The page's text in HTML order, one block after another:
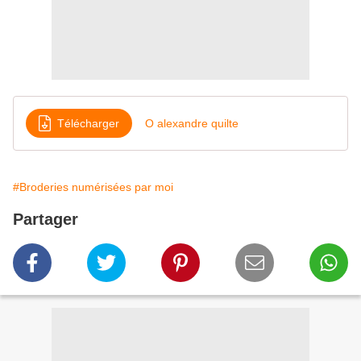
Télécharger O alexandre quilte
#Broderies numérisées par moi
Partager